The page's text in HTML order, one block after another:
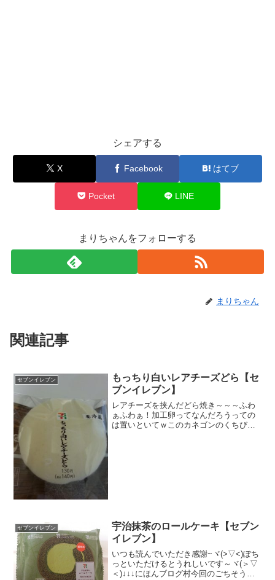
シェアする
X Facebook はてブ
Pocket LINE
まりちゃんをフォローする
まりちゃん
関連記事
セブンイレブン
もっちり白いレアチーズどら【セ
ブンイレブン】
レアチーズを挟んだどら焼き～～～ふわ
ぁふわぁ！加工卵ってなんだろうっての
は置いといてｗこのカネゴンのくちびる
セブンイレブン
宇治抹茶のロールケーキ【セブン
イレブン】
いつも読んでいただき感謝~ヾ(>▽<)ぽち
っといただけるとうれしいです～ヾ(＞▽
＜)↓↓↓にほんブログ村今回のごちそうは